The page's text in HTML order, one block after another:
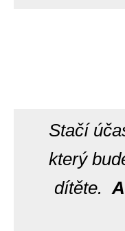
Stačí
který
dítěte.